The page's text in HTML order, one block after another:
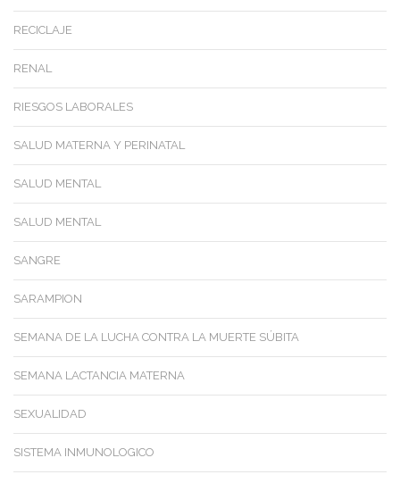
RECICLAJE
RENAL
RIESGOS LABORALES
SALUD MATERNA Y PERINATAL
SALUD MENTAL
SALUD MENTAL
SANGRE
SARAMPION
SEMANA DE LA LUCHA CONTRA LA MUERTE SÚBITA
SEMANA LACTANCIA MATERNA
SEXUALIDAD
SISTEMA INMUNOLOGICO